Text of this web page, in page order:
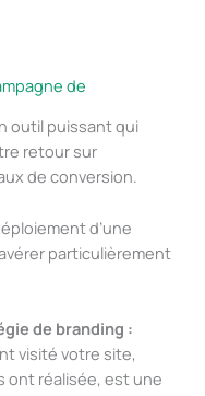
de
outil puissant qui
retour sur
de conversion.
d’une
particulièrement
de branding :
visité votre site,
ont réalisée, est une